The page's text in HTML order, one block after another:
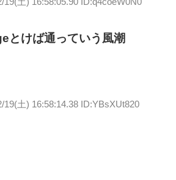
とけば通っていう風潮
19(土) 16:58:14.38 ID:YBsXUt820